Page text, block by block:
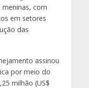
com
em setores
das
assinou
por meio do
milhão (US$